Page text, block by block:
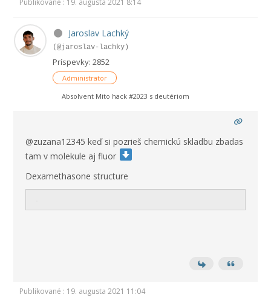
Publikované : 19. augusta 2021 8:14
Jaroslav Lachký
(@jaroslav-lachky)
Príspevky: 2852
Administrator
Absolvent Mito hack #2023 s deutériom
@zuzana12345 keď si pozrieš chemickú skladbu zbadas
tam v molekule aj fluor
Dexamethasone structure
Publikované : 19. augusta 2021 11:04